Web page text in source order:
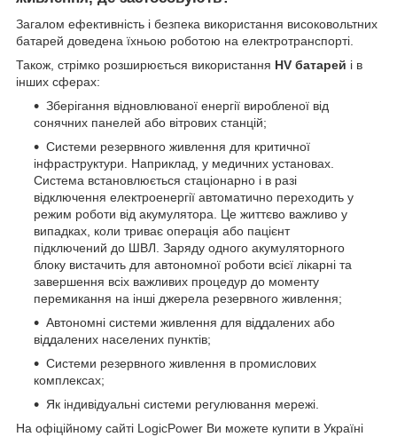
Загалом ефективність і безпека використання високовольтних
батарей доведена їхньою роботою на електротранспорті.
Також, стрімко розширюється використання HV батарей і в
інших сферах:
Зберігання відновлюваної енергії виробленої від
сонячних панелей або вітрових станцій;
Системи резервного живлення для критичної
інфраструктури. Наприклад, у медичних установах.
Система встановлюється стаціонарно і в разі
відключення електроенергії автоматично переходить у
режим роботи від акумулятора. Це життєво важливо у
випадках, коли триває операція або пацієнт
підключений до ШВЛ. Заряду одного акумуляторного
блоку вистачить для автономної роботи всієї лікарні та
завершення всіх важливих процедур до моменту
перемикання на інші джерела резервного живлення;
Автономні системи живлення для віддалених або
віддалених населених пунктів;
Системи резервного живлення в промислових
комплексах;
Як індивідуальні системи регулювання мережі.
На офіційному сайті LogicPower Ви можете купити в Україні